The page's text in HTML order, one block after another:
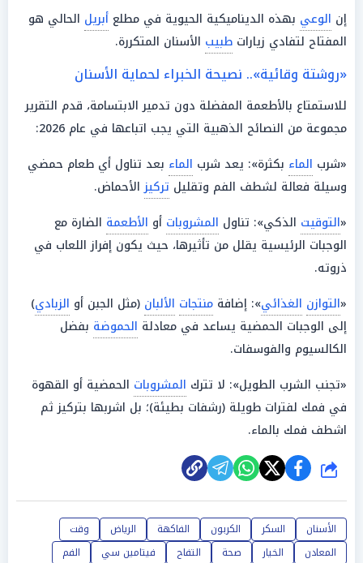
إن الوعي بهذه الديناميكية الحيوية في مطلعأبريل الحالي هو
المفتاح لتفادي زيارات طبيب الأسنان المتكررة.
«روشتة وقائية».. نصيحة الخبراء لحماية الأسنان
للاستمتاع بالأطعمة المفضلة دون تدمير الابتسامة، قدم التقرير
مجموعة من النصائح الذهبية التي يجب اتباعها في عام 2026:
«شرب الماء بكثرة»: يعد شرب الماء بعد تناول أي طعام حمضي
وسيلة فعالة لشطف الفم وتقليل تركيزالأحماض.
«التوقيت الذكي»: تناول المشروبات أو الأطعمة الضارة مع
الوجبات الرئيسية يقلل من تأثيرها، حيث يكون إفراز اللعاب في
ذروته.
«التوازن الغذائي»: إضافة منتجات الألبان (مثل الجبن أو الزبادي)
إلى الوجبات الحمضية يساعد في معادلة الحموضة بفضل
الكالسيوم والفوسفات.
«تجنب الشرب الطويل»: لا تترك المشروبات الحمضية أو القهوة
في فمك لفترات طويلة (رشفات بطيئة)؛ بل اشربها بتركيز ثم
اشطف فمك بالماء.
شارك
الأسنان السكر الكربون الفاكهة الرياض
وقت
المعادن
الخيار صحة التفاح فيتامين سي
الفم